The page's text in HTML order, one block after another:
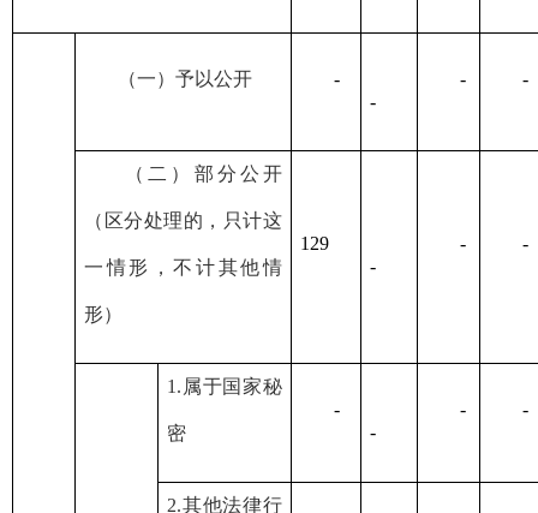
（一）予以公开
-
-
- -
（二）部分公开
（区分处理的，只计这
一情形，不计其他情
形）
129
-
- -
1.属于国家秘
密
-
-
- -
2.其他法律行